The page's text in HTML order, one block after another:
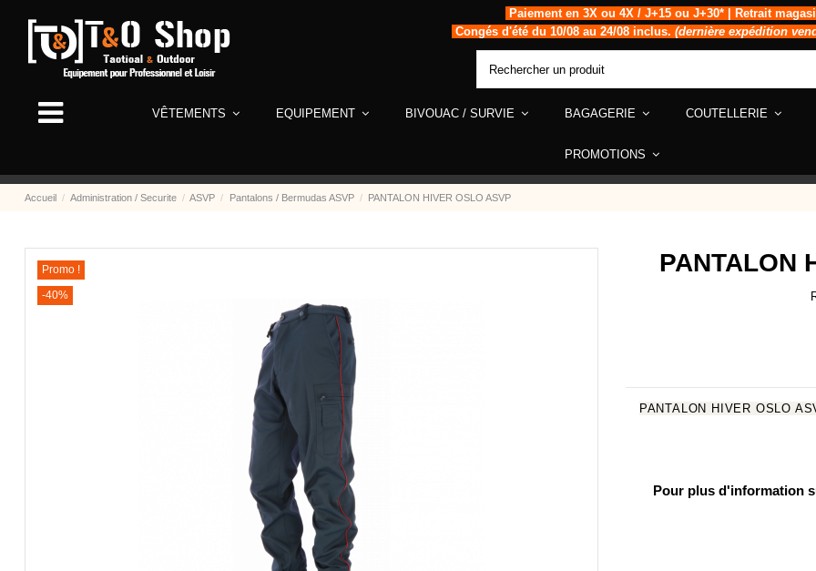
Paiement en 3X ou 4X / J+15 ou J+30* | Retrait
Congés d'été du 10/08 au 24/08 inclus.(dernière expédition
VÊTEMENTS EQUIPEMENT BIVOUAC / SURVIE BAGAGERIE COUTELLERIE
PROMOTIONS
Accueil Administration / Securite ASVP Pantalons / Bermudas ASVP PANTALON HIVER OSLO ASVP
Promo !
-40%
PANTALON
PANTALON HIVER OSLO
Pour plus d'information